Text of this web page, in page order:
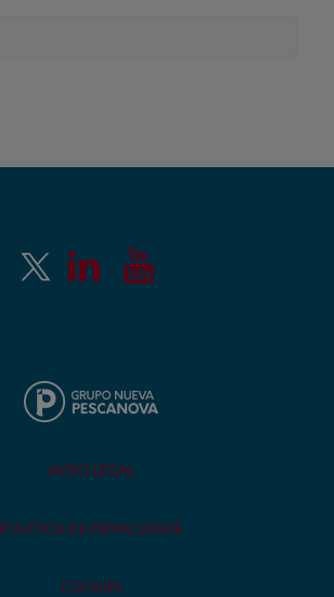
AVISO LEGAL
POLÍTICA DE PRIVACIDADE
COOKIES